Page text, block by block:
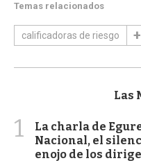
Temas relacionados
calificadoras de riesgo
Las
1
La charla de
Nacional, el
enojo de los